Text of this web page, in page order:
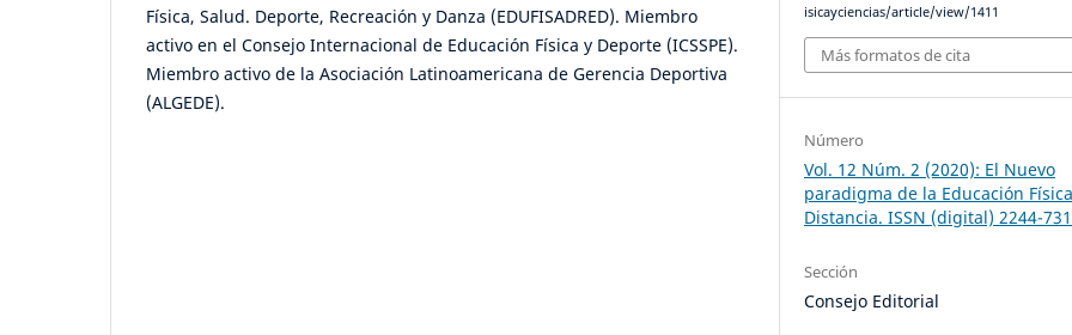
Física, Salud. Deporte, Recreación y Danza (EDUFISADRED). Miembro
activo en el Consejo Internacional de Educación Física y Deporte (ICSSPE).
Miembro activo de la Asociación Latinoamericana de Gerencia Deportiva
(ALGEDE).
isicayciencias/article/view/1411
Más formatos de cita
Número
Vol. 12 Núm. 2 (2020): El Nuevo
paradigma de la Educación
Distancia. ISSN (digital) 2244-
Sección
Consejo Editorial